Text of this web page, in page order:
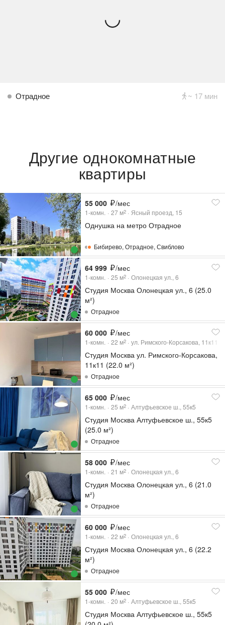
Отрадное ~ 17 мин
Другие однокомнатные
квартиры
55 000 /мес
1-комн. 27 м2 Ясный проезд, 15
Однушка на метро Отрадное
Бибирево,Отрадное,Свиблово
64 999 /мес
1-комн. 25 м2 Олонецкая ул., 6
Студия Москва Олонецкая ул., 6 (25.0
м²)
Отрадное
60 000 /мес
1-комн. 22 м2 ул. Римского-Корсакова, 11к11
Студия Москва ул. Римского-Корсакова,
11к11 (22.0 м²)
Отрадное
65 000 /мес
1-комн. 25 м2 Алтуфьевское ш., 55к5
Студия Москва Алтуфьевское ш., 55к5
(25.0 м²)
Отрадное
58 000 /мес
1-комн. 21 м2 Олонецкая ул., 6
Студия Москва Олонецкая ул., 6 (21.0
м²)
Отрадное
60 000 /мес
1-комн. 22 м2 Олонецкая ул., 6
Студия Москва Олонецкая ул., 6 (22.2
м²)
Отрадное
55 000 /мес
1-комн. 20 м2 Алтуфьевское ш., 55к5
Студия Москва Алтуфьевское ш., 55к5